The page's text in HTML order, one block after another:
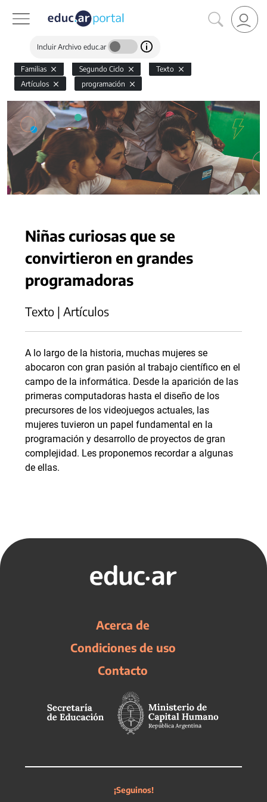
Incluir Archivo educ.ar
Familias Segundo Ciclo
Texto
Artículos
programación
Niñas curiosas que se
convirtieron en grandes
programadoras
Texto | Artículos
A lo largo de la historia, muchas mujeres se
abocaron con gran pasión al trabajo científico en el
campo de la informática. Desde la aparición de las
primeras computadoras hasta el diseño de los
precursores de los videojuegos actuales, las
mujeres tuvieron un papel fundamental en la
programación y desarrollo de proyectos de gran
complejidad. Les proponemos recordar a algunas
de ellas.
Acerca de
Condiciones de uso
Contacto
¡Seguinos!